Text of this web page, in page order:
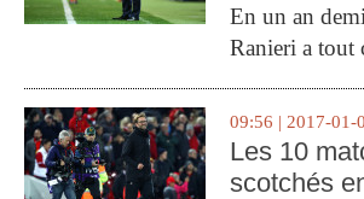
En un an
Ranieri a tout
09:56 | 2017-01-
Les 10
scotchés